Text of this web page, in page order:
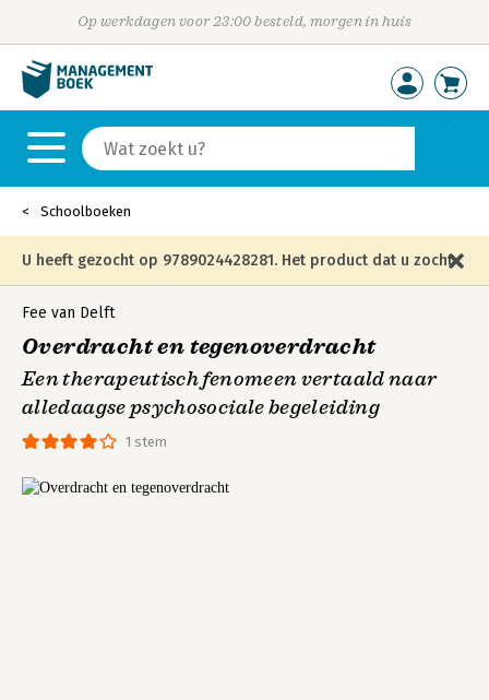
Op werkdagen voor 23:00 besteld, morgen in huis
Schoolboeken
U heeft gezocht op 9789024428281. Het product dat u zocht
is niet meer in die editie leverbaar en is vervangen door de
onderstaande editie.
1 stem
Fee van Delft
Overdracht en tegenoverdracht
Een therapeutisch fenomeen vertaald naar
alledaagse psychosociale begeleiding